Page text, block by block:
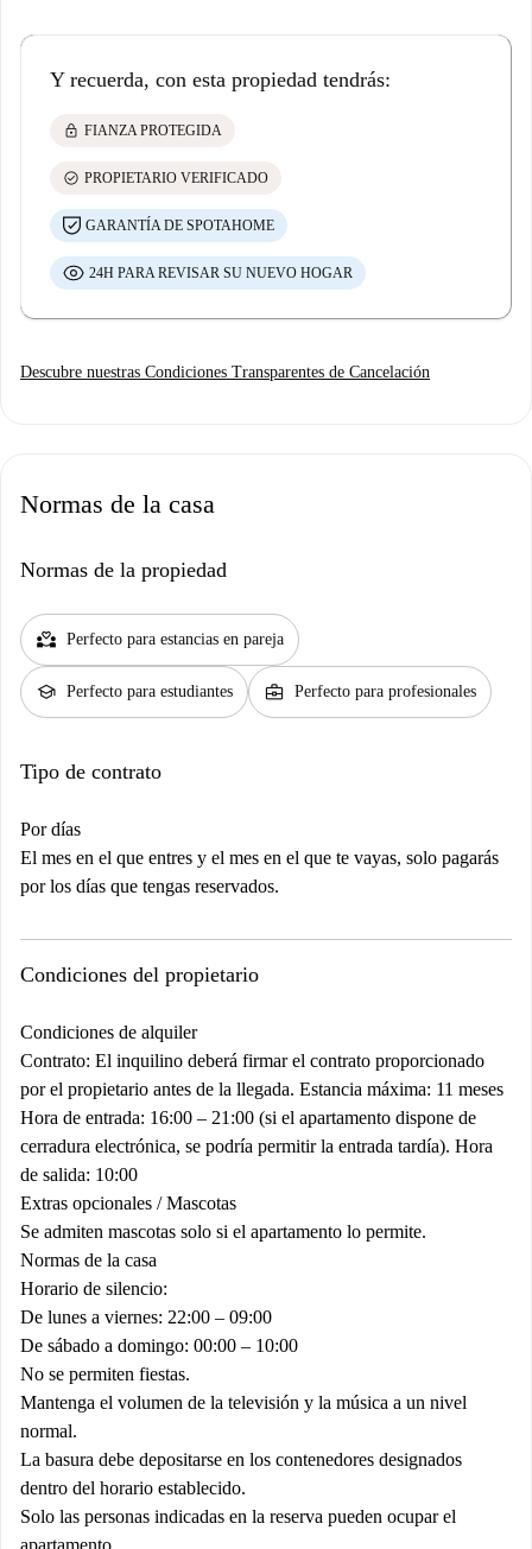
Y recuerda, con esta propiedad tendrás:
lock FIANZA PROTEGIDA
check_circle PROPIETARIO VERIFICADO
GARANTÍA DE SPOTAHOME
24H PARA REVISAR SU NUEVO HOGAR
Descubre nuestras Condiciones Transparentes de Cancelación
Normas de la casa
Normas de la propiedad
partner_heart Perfecto para estancias en pareja
school Perfecto para estudiantes business_center Perfecto para profesionales
Tipo de contrato
Por días
El mes en el que entres y el mes en el que te vayas, solo pagarás
por los días que tengas reservados.
Condiciones del propietario
Condiciones de alquiler
Contrato: El inquilino deberá firmar el contrato proporcionado
por el propietario antes de la llegada. Estancia máxima: 11 meses
Hora de entrada: 16:00 – 21:00 (si el apartamento dispone de
cerradura electrónica, se podría permitir la entrada tardía). Hora
de salida: 10:00
Extras opcionales / Mascotas
Se admiten mascotas solo si el apartamento lo permite.
Normas de la casa
Horario de silencio:
De lunes a viernes: 22:00 – 09:00
De sábado a domingo: 00:00 – 10:00
No se permiten fiestas.
Mantenga el volumen de la televisión y la música a un nivel
normal.
La basura debe depositarse en los contenedores designados
dentro del horario establecido.
Solo las personas indicadas en la reserva pueden ocupar el
apartamento.